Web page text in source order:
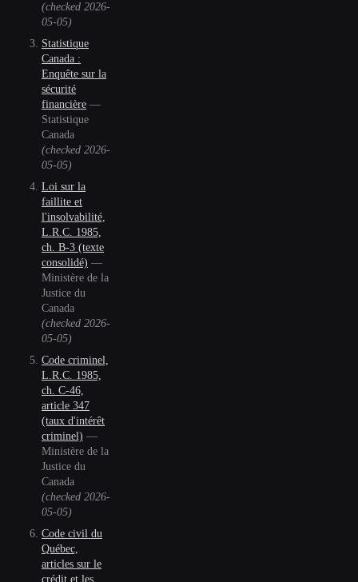
(checked 2026-
05-05)
Statistique
Canada :
Enquête sur la
sécurité
financière —
Statistique
Canada
(checked 2026-
05-05)
Loi sur la
faillite et
l'insolvabilité,
L.R.C. 1985,
ch. B-3 (texte
consolidé) —
Ministère de la
Justice du
Canada
(checked 2026-
05-05)
Code criminel,
L.R.C. 1985,
ch. C-46,
article 347
(taux d'intérêt
criminel) —
Ministère de la
Justice du
Canada
(checked 2026-
05-05)
Code civil du
Québec,
articles sur le
crédit et les